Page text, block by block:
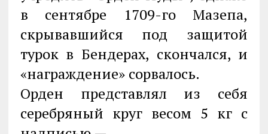
в сентябре 1709-го Мазепа,
скрывавшийся под защитой
турок в Бендерах, скончался, и
«награждение» сорвалось.
Орден представлял из себя
серебряный круг весом 5 кг с